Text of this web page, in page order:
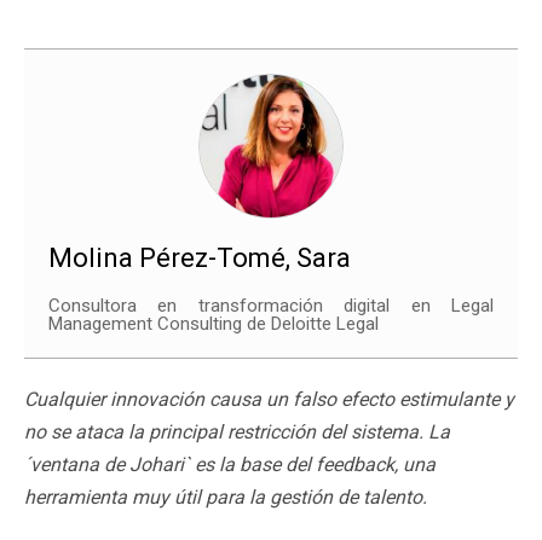
Molina Pérez-Tomé, Sara
Consultora en transformación digital en Legal
Management Consulting de Deloitte Legal
Cualquier innovación causa un falso efecto estimulante y
no se ataca la principal restricción del sistema. La
´ventana de Johari` es la base del feedback, una
herramienta muy útil para la gestión de talento.